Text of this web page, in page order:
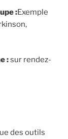
:Exemple
:sur rendez-
des outils